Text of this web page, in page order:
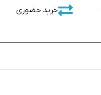
خرید حضوری